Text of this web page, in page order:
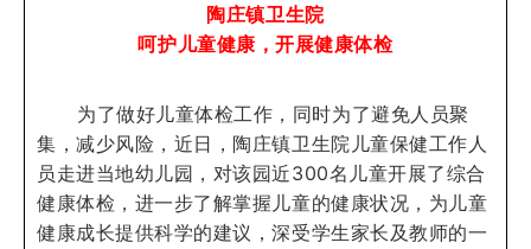
陶庄镇卫生院
呵护儿童健康，开展健康体检
为了做好儿童体检工作，同时为了避免人员聚
集，减少风险，近日，陶庄镇卫生院儿童保健工作人
员走进当地幼儿园，对该园近300名儿童开展了综合
健康体检，进一步了解掌握儿童的健康状况，为儿童
健康成长提供科学的建议，深受学生家长及教师的一